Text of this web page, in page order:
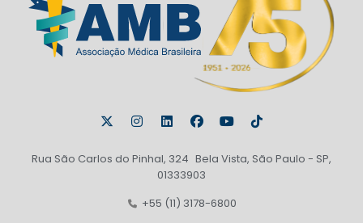
Rua São Carlos do Pinhal, 324 Bela Vista, São Paulo - SP,
01333903
+55 (11) 3178-6800